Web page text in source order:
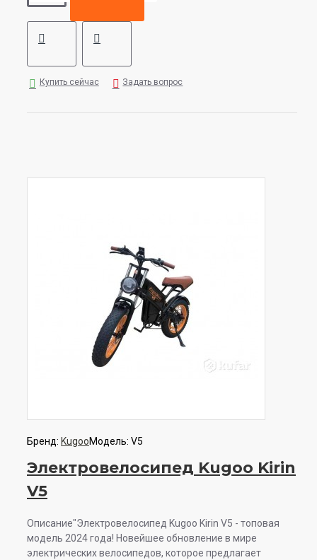
Купить сейчас Задать вопрос
Бренд: KugooМодель: V5
Электровелосипед Kugoo Kirin
V5
Описание"Электровелосипед Kugoo Kirin V5 - топовая
модель 2024 года! Новейшее обновление в мире
электрических велосипедов, которое предлагает